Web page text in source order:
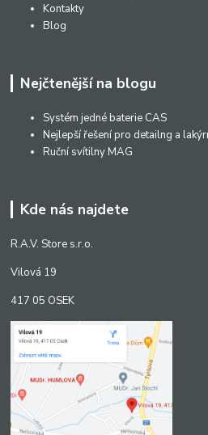
Kontakty
Blog
Nejčtenější na blogu
Systém jedné baterie CAS
Nejlepší řešení pro detailng a
Ruční svítilny MAG
Kde nás najdete
R.A.V. Store s.r.o.
Vilová 19
417 05 OSEK